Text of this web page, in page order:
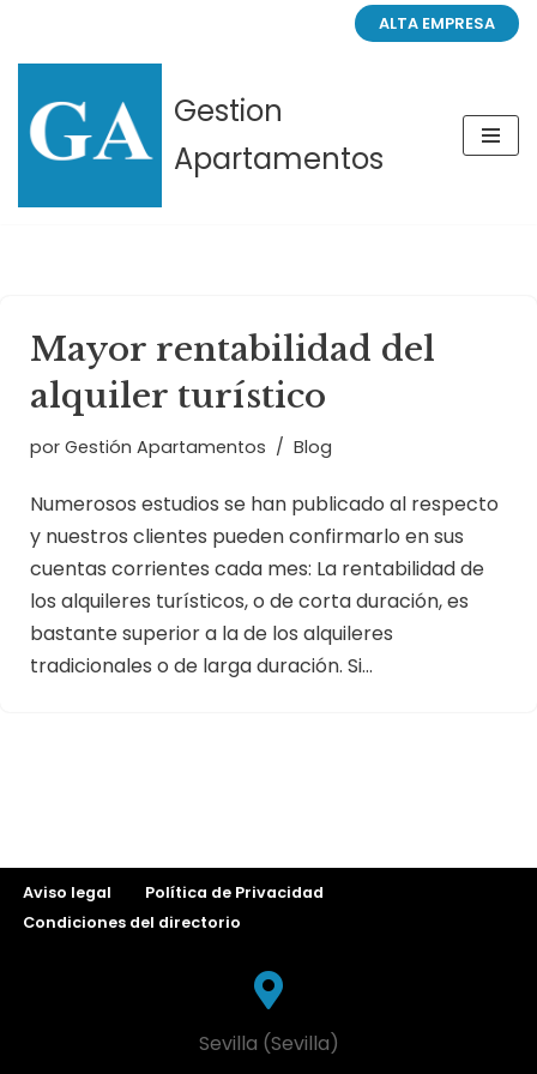
Saltar
contenido
ALTA EMPRESA
Gestion
Apartamentos
Mayor rentabilidad del
alquiler turístico
por Gestión Apartamentos Blog
Numerosos estudios se han publicado al respecto
y nuestros clientes pueden confirmarlo en sus
cuentas corrientes cada mes: La rentabilidad de
los alquileres turísticos, o de corta duración, es
bastante superior a la de los alquileres
tradicionales o de larga duración. Si…
Aviso legal
Política de Privacidad
Condiciones del directorio
Sevilla (Sevilla)